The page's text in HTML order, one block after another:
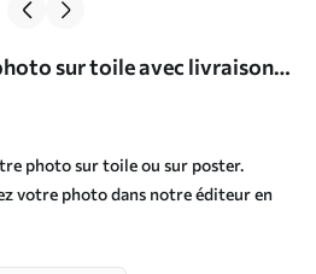
sur toile avec livraison
photo sur toile ou sur poster.
votre photo dans notre éditeur en